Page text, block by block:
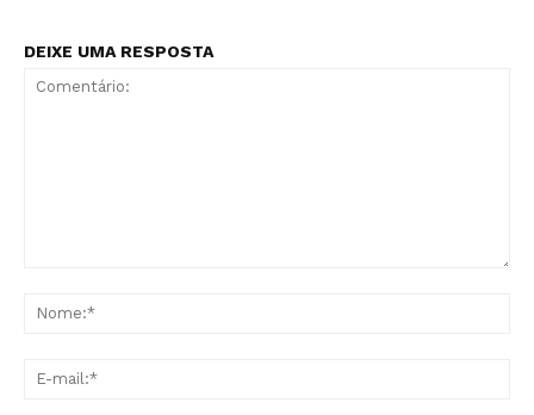
DEIXE UMA RESPOSTA